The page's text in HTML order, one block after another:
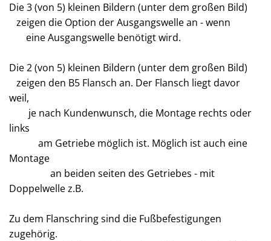
Die 3 (von 5) kleinen Bildern (unter dem großen Bild)
zeigen die Option der Ausgangswelle an - wenn
eine Ausgangswelle benötigt wird.
Die 2 (von 5) kleinen Bildern (unter dem großen Bild)
zeigen den B5 Flansch an. Der Flansch liegt davor
weil,
je nach Kundenwunsch, die Montage rechts oder
links
am Getriebe möglich ist. Möglich ist auch eine
Montage
an beiden seiten des Getriebes - mit
Doppelwelle z.B.
Zu dem Flanschring sind die Fußbefestigungen
zugehörig.